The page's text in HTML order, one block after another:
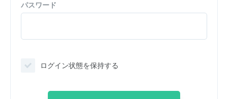
パスワード
ログイン状態を保持する